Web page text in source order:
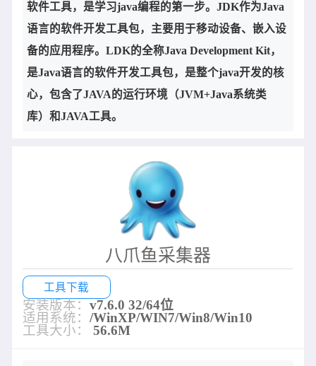
软件工具，是学习java编程的第一步。JDK作为Java
语言的软件开发工具包，主要用于移动设备、嵌入设
备的应用程序。LDK的全称Java Development Kit，
是Java语言的软件开发工具包，是整个java开发的核
心，包含了JAVA的运行环境（JVM+Java系统类
库）和JAVA工具。
八爪鱼采集器
工具下载
安装版本：v7.6.0 32/64位
适用系统：/WinXP/WIN7/Win8/Win10
工具大小：56.6M